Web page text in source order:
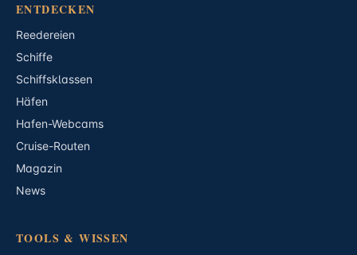
ENTDECKEN
Reedereien
Schiffe
Schiffsklassen
Häfen
Hafen-Webcams
Cruise-Routen
Magazin
News
TOOLS & WISSEN